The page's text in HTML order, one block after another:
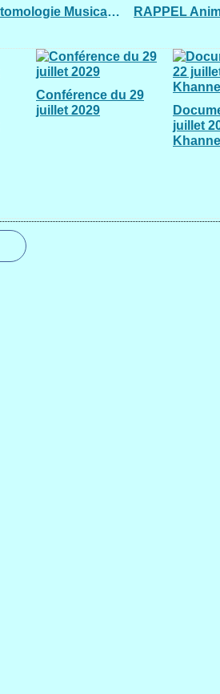
Programme du 21 et 22 juin 2019 "Entomologie Musicale", conférence, concert, visite et film
Conférence du 29
juillet 2029
juillet
Khanne